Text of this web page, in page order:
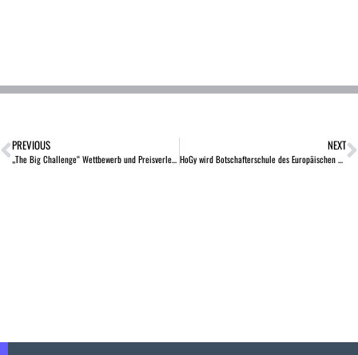
PREVIOUS
„The Big Challenge“ Wettbewerb und Preisverleihung am HoGy
NEXT
HoGy wird Botschafterschule des Europäischen Parlaments